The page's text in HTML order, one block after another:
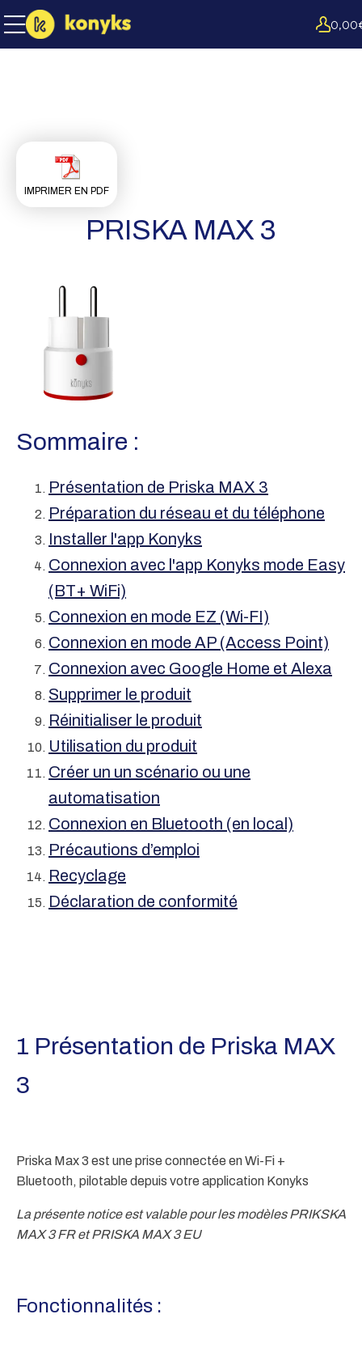
0,00
IMPRIMER EN PDF
PRISKA MAX 3
Sommaire :
Présentation de Priska MAX 3
Préparation du réseau et du téléphone
Installer l'app Konyks
Connexion avec l'app Konyks mode Easy
(BT+ WiFi)
Connexion en mode EZ (Wi-FI)
Connexion en mode AP (Access Point)
Connexion avec Google Home et Alexa
Supprimer le produit
Réinitialiser le produit
Utilisation du produit
Créer un un scénario ou une
automatisation
Connexion en Bluetooth (en local)
Précautions d’emploi
Recyclage
Déclaration de conformité
1 Présentation de Priska MAX
3
Priska Max 3 est une prise connectée en Wi-Fi +
Bluetooth, pilotable depuis votre application Konyks
La présente notice est valable pour les modèles PRIKSKA
MAX 3 FR et PRISKA MAX 3 EU
Fonctionnalités :